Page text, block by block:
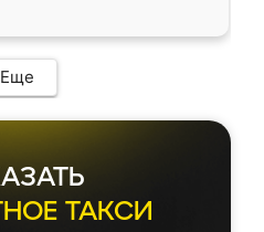
Еще
ТАКСИ